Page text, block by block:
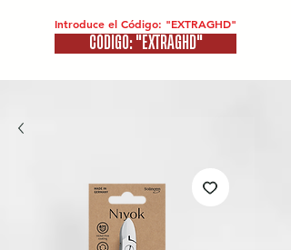
Introduce el Código: "EXTRAGHD"
CÓDIGO: "EXTRAGHD"